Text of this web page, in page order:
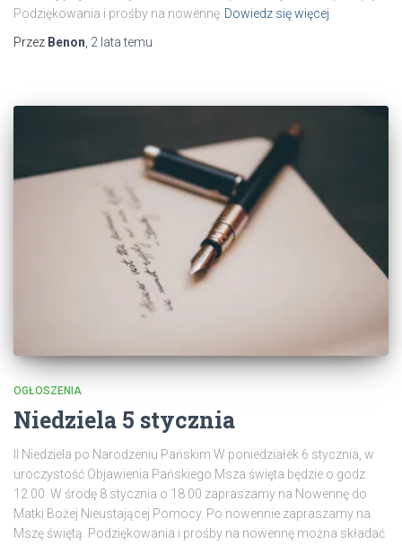
Podziękowania i prośby na nowennę Dowiedz się więcej
Przez Benon, 2 latatemu
OGŁOSZENIA
Niedziela 5 stycznia
II Niedziela po Narodzeniu Pańskim W poniedziałek 6 stycznia, w
uroczystość Objawienia Pańskiego Msza święta będzie o godz.
12.00. W środę 8 stycznia o 18.00 zapraszamy na Nowennę do
Matki Bożej Nieustającej Pomocy. Po nowennie zapraszamy na
Mszę świętą. Podziękowania i prośby na nowennę można składać